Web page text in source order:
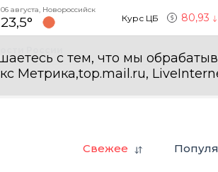
06 августа, Новороссийск
23,5° Курс ЦБ 80,93
с тем, что мы
Метрика,top.mail.ru,
Свежее